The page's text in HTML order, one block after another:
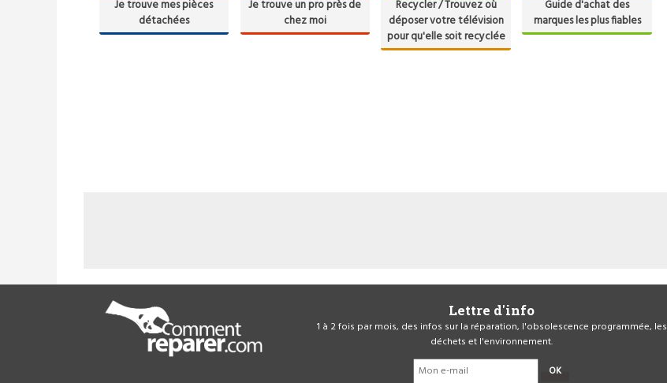
Je trouve mes pièces
détachées
Je trouve un pro près de
chez moi
Recycler / Trouvez où
déposer votre télévision
pour qu'elle soit recyclée
Guide d'achat des
marques les plus fiables
Lettre d'info
1 à 2 fois par mois, des infos sur la réparation, l'obsolescence programmée, les
déchets et l'environnement.
OK